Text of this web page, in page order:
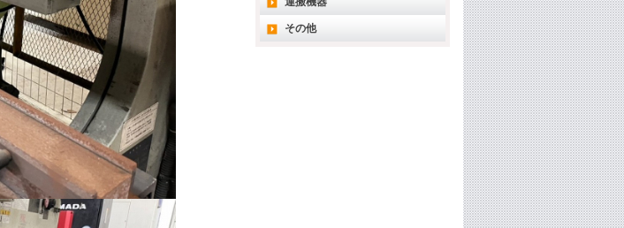
その他